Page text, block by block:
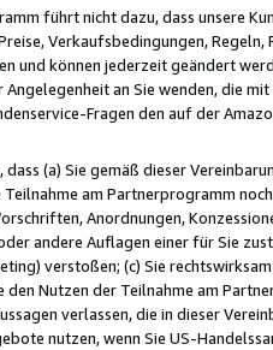
führt nicht dazu, dass unsere
Verkaufsbedingungen,
und können jederzeit geändert
Angelegenheit an Sie wenden, die
Fragen den auf der
dass (a) Sie gemäß dieser
am Partnerprogramm
Anordnungen,
andere Auflagen einer für Sie
verstoßen; (c) Sie
den Nutzen der Teilnahme am
verlassen, die in dieser
nutzen, wenn Sie US-